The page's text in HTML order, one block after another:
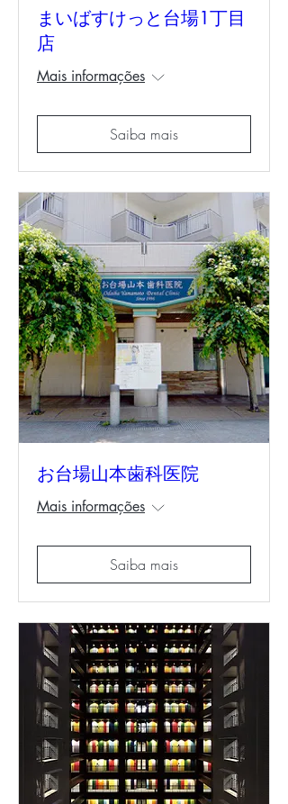
まいばすけっと台場1丁目
店
Mais informações
Saiba mais
お台場山本歯科医院
Mais informações
Saiba mais